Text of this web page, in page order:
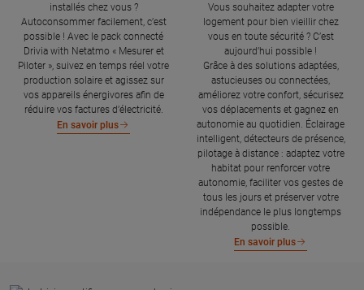
installés chez vous ?
Autoconsommer facilement, c’est
possible ! Avec le pack connecté
Drivia with Netatmo « Mesurer et
Piloter », suivez en temps réel votre
production solaire et agissez sur
vos appareils énergivores afin de
réduire vos factures d’électricité.
En savoir plus
Vous souhaitez adapter votre
logement pour bien vieillir chez
vous en toute sécurité ? C’est
aujourd’hui possible !
Grâce à des solutions adaptées,
astucieuses ou connectées,
améliorez votre confort, sécurisez
vos déplacements et gagnez en
autonomie au quotidien. Éclairage
intelligent, détecteurs de présence,
pilotage à distance : adaptez votre
habitat pour renforcer votre
autonomie, faciliter vos gestes de
tous les jours et préserver votre
indépendance le plus longtemps
possible.
En savoir plus